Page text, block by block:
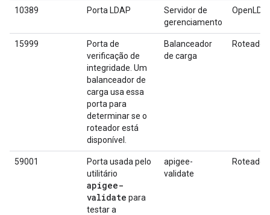
10389 Porta LDAP
Servidor de
gerenciamento
15999
Porta de
verificação de
integridade. Um
balanceador de
carga usa essa
porta para
determinar se o
roteador está
disponível.
Balanceador
de carga
Roteador
59001
Porta usada pelo
utilitário
apigee-
validate para
testar a
apigee-
validate
Roteador